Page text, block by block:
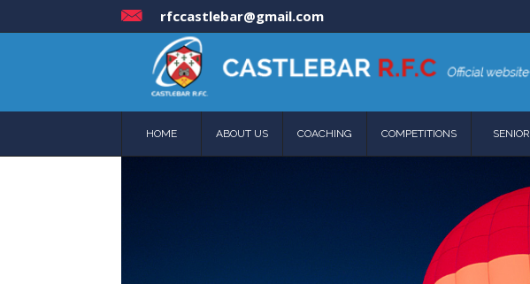
rfccastlebar@gmail.com
HOME ABOUT US COACHING COMPETITIONS SENIOR